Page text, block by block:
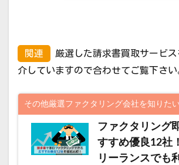
関連 厳選した請求書買取サービス
介していますので合わせてご覧下さい
その他厳選ファクタリング会社を知りたい
ファクタリング
すすめ優良12社
リーランスでも